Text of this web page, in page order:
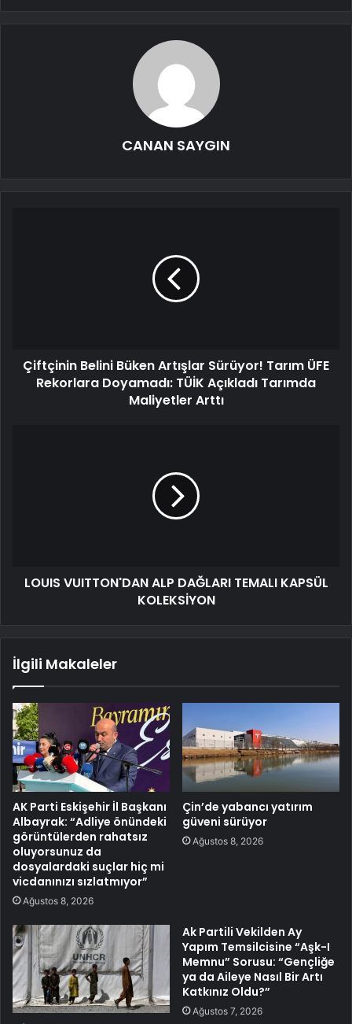
CANAN SAYGIN
Çiftçinin Belini Büken Artışlar Sürüyor! Tarım ÜFE
Rekorlara Doyamadı: TÜİK Açıkladı Tarımda
Maliyetler Arttı
LOUIS VUITTON'DAN ALP DAĞLARI TEMALI KAPSÜL
KOLEKSİYON
İlgili Makaleler
AK Parti Eskişehir İl Başkanı
Albayrak: “Adliye önündeki
görüntülerden rahatsız
oluyorsunuz da
dosyalardaki suçlar hiç mi
vicdanınızı sızlatmıyor”
Ağustos 8, 2026
Çin’de yabancı yatırım
güveni sürüyor
Ağustos 8, 2026
Ak Partili Vekilden Ay
Yapım Temsilcisine “Aşk-I
Memnu” Sorusu: “Gençliğe
ya da Aileye Nasıl Bir Artı
Katkınız Oldu?”
Ağustos 7, 2026